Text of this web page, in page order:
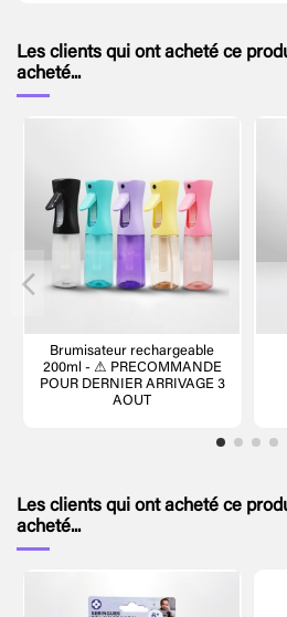
Les clients qui ont acheté ce
acheté...
Brumisateur rechargeable
200ml - ⚠ PRECOMMANDE
POUR DERNIER ARRIVAGE 3
AOUT
Les clients qui ont acheté ce
acheté...